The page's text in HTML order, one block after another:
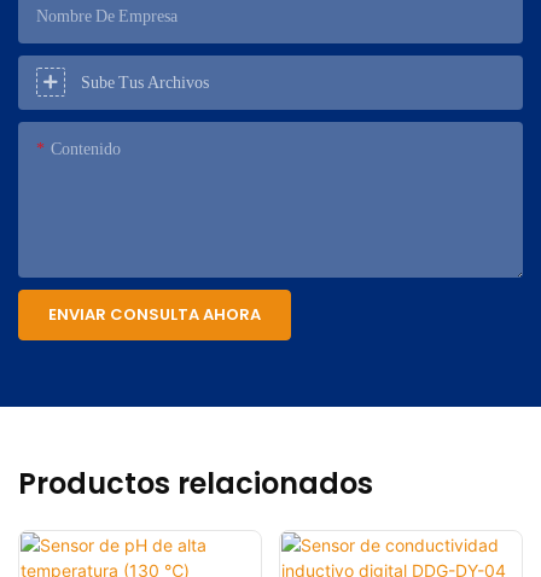
Nombre De Empresa
Sube Tus Archivos
Contenido
ENVIAR CONSULTA AHORA
Productos relacionados